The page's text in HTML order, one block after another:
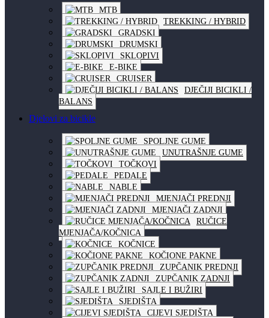
MTB
TREKKING / HYBRID
GRADSKI
DRUMSKI
SKLOPIVI
E-BIKE
CRUISER
DJEČIJI BICIKLI /
BALANS
Djelovi za bicikle
SPOLJNE GUME
UNUTRAŠNJE GUME
TOČKOVI
PEDALE
NABLE
MJENJAČI PREDNJI
MJENJAČI ZADNJI
RUČICE
MJENJAČA/KOČNICA
KOČNICE
KOČIONE PAKNE
ZUPČANIK PREDNJI
ZUPČANIK ZADNJI
SAJLE I BUŽIRI
SJEDIŠTA
CIJEVI SJEDIŠTA